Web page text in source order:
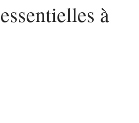
à